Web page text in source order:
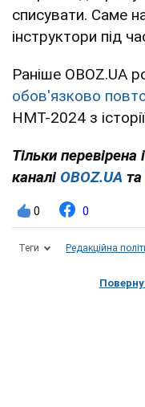
списувати. Саме
інструктори під
Раніше OBOZ.UA
обов'язково
НМТ-2024 з
Тільки
каналі OBOZ.UA та
0 0
Теги Редакційна